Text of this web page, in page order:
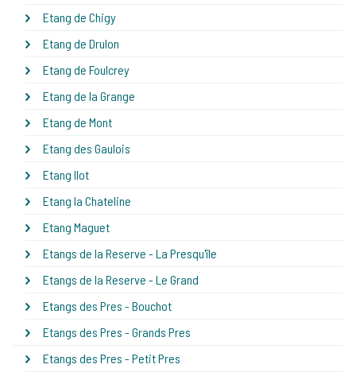
Etang de Chigy
Etang de Drulon
Etang de Foulcrey
Etang de la Grange
Etang de Mont
Etang des Gaulois
Etang Ilot
Etang la Chateline
Etang Maguet
Etangs de la Reserve - La Presqu'île
Etangs de la Reserve - Le Grand
Etangs des Pres - Bouchot
Etangs des Pres - Grands Pres
Etangs des Pres - Petit Pres